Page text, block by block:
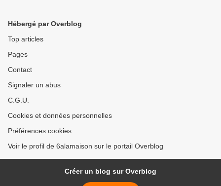
Hébergé par Overblog
Top articles
Pages
Contact
Signaler un abus
C.G.U.
Cookies et données personnelles
Préférences cookies
Voir le profil de 6alamaison sur le portail Overblog
Créer un blog sur Overblog